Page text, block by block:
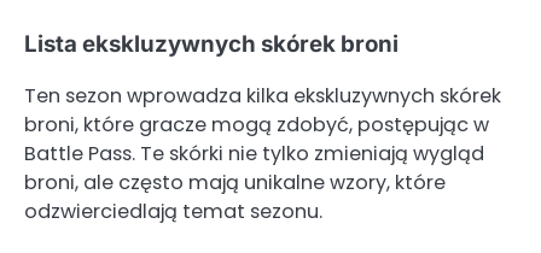
Lista ekskluzywnych skórek broni
Ten sezon wprowadza kilka ekskluzywnych skórek
broni, które gracze mogą zdobyć, postępując w
Battle Pass. Te skórki nie tylko zmieniają wygląd
broni, ale często mają unikalne wzory, które
odzwierciedlają temat sezonu.